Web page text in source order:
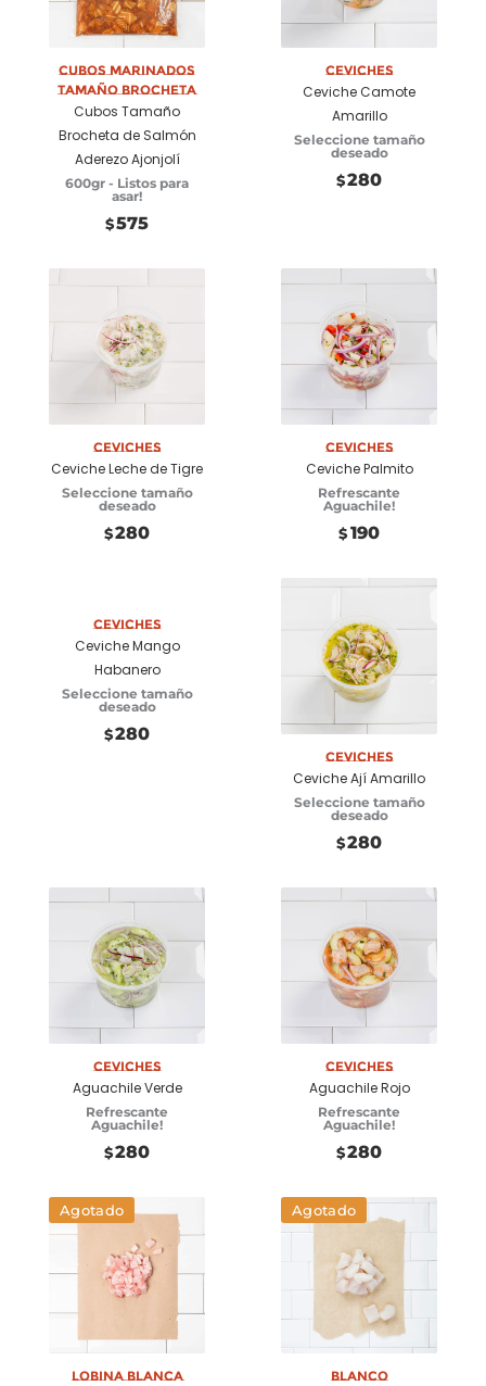
carrito
Cubos Marinados
tamaño brocheta
Cubos Tamaño
Brocheta de Salmón
Aderezo Ajonjolí
600gr - Listos para
asar!
$575
opciones
Ceviches
Ceviche Camote
Amarillo
Seleccione tamaño
deseado
$280
Seleccionar
opciones
Ceviches
Ceviche Leche de Tigre
Seleccione tamaño
deseado
$280
Seleccionar
opciones
Ceviches
Ceviche Palmito
Refrescante
Aguachile!
$ 190
Ceviches
Ceviche Mango
Habanero
Seleccione tamaño
deseado
$280
Seleccionar
opciones
Ceviches
Ceviche Ají Amarillo
Seleccione tamaño
deseado
$280
Seleccionar
opciones
Ceviches
Aguachile Verde
Refrescante
Aguachile!
$280
Seleccionar
Ceviches
Aguachile Rojo
Refrescante
Aguachile!
$280
Agotado
Lobina Blanca
Agotado
Blanco